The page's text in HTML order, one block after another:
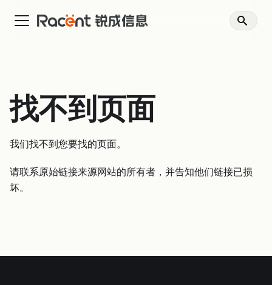
找不到页面
我们找不到您要找的页面。
请联系原始链接来源网站的所有者，并告知他们链接已损
坏。